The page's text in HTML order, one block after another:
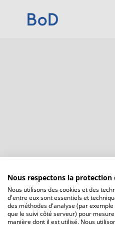
Nous respectons la protection
Nous utilisons des cookies et des
d'entre eux sont essentiels et
des méthodes d'analyse (par
que le suivi côté serveur) pour
manière dont il est utilisé. Nous